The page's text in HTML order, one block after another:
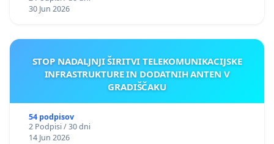
30 Jun 2026
STOP NADALJNJI ŠIRITVI TELEKOMUNIKACIJSKE
INFRASTRUKTURE IN DODATNIH ANTEN V
GRADIŠČAKU
54 podpisov
2 Podpisi / 30 dni
14 Jun 2026